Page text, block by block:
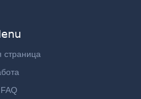
страница